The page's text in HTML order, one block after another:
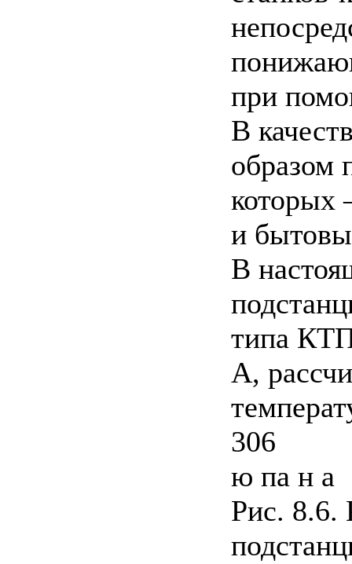
при
В
образом
которых
и
В
типа
А,
306
ю па н a
Рис. 8.6.